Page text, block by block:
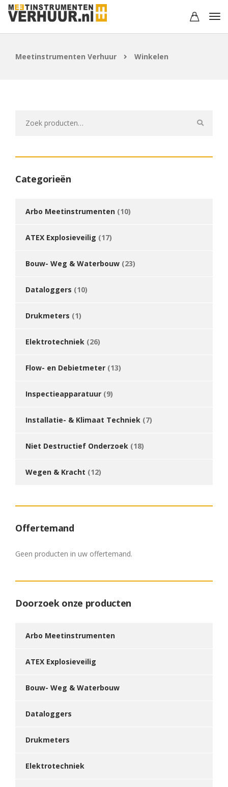
Meetinstrumenten Verhuur Winkelen
naar:
Categorieën
Arbo Meetinstrumenten (10)
ATEX Explosieveilig (17)
Bouw- Weg & Waterbouw (23)
Dataloggers (10)
Drukmeters (1)
Elektrotechniek (26)
Flow- en Debietmeter (13)
Inspectieapparatuur (9)
Installatie- & Klimaat Techniek (7)
Niet Destructief Onderzoek (18)
Wegen & Kracht (12)
Offertemand
Geen producten in uw offertemand.
Doorzoek onze producten
Arbo Meetinstrumenten
ATEX Explosieveilig
Bouw- Weg & Waterbouw
Dataloggers
Drukmeters
Elektrotechniek